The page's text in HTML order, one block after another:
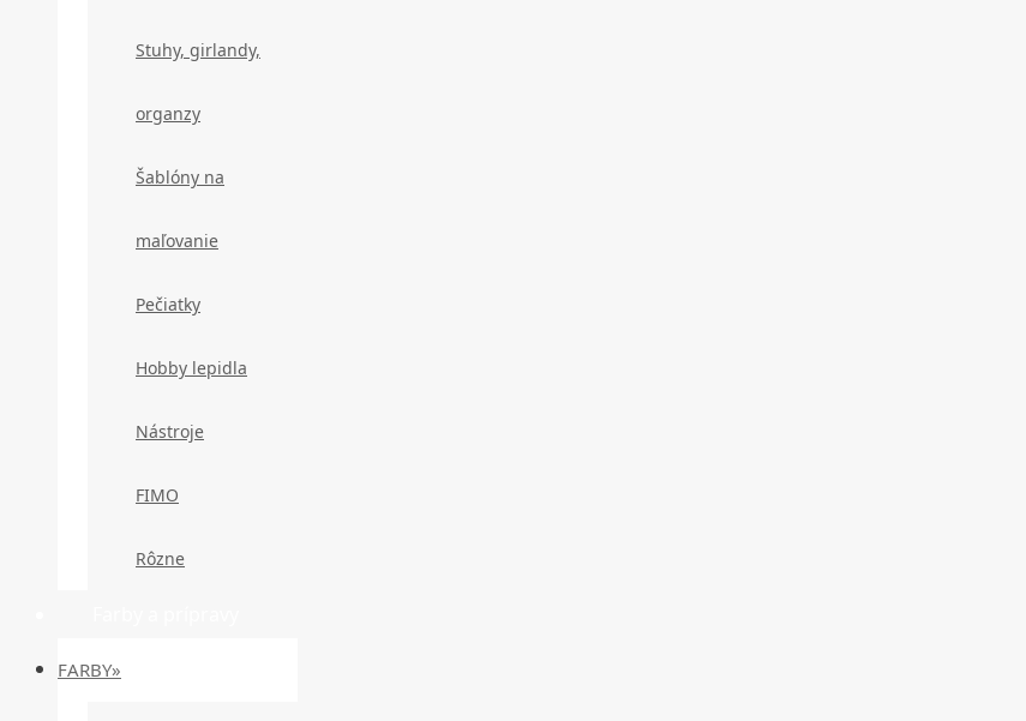
Stuhy, girlandy,
organzy
Šablóny na
maľovanie
Pečiatky
Hobby lepidla
Nástroje
FIMO
Rôzne
FARBY»